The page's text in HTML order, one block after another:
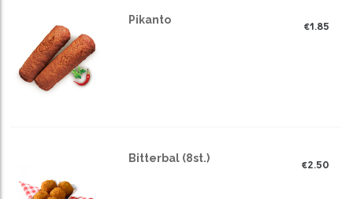
Pikanto
€1.85
Bitterbal (8st.)
€2.50